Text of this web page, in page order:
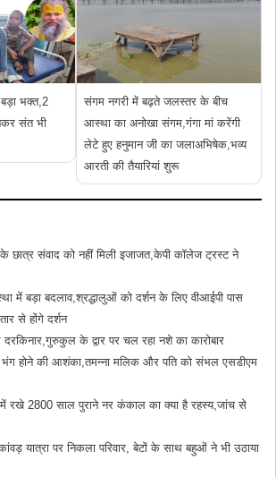
भक्त,2
संत भी
संगम नगरी में बढ़ते जलस्तर के बीच
आस्था का अनोखा संगम,गंगा मां करेंगी
लेटे हुए हनुमान जी का जलाअभिषेक,भव्य
आरती की तैयारियां शुरू
के छात्र संवाद को नहीं मिली इजाजत,केपी कॉलेज ट्रस्ट ने
में बड़ा बदलाव,श्रद्धालुओं को दर्शन के लिए वीआईपी पास
से होंगे दर्शन
के द्वार पर चल रहा नशे का कारोबार
भंग होने की आशंका,तमन्ना मलिक और पति को संभल एसडीएम
में रखे 2800 साल पुराने नर कंकाल का क्या है रहस्य,जांच से
यात्रा पर निकला परिवार, बेटों के साथ बहुओं ने भी उठाया